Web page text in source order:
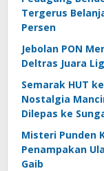
Tergerus
Persen
Jebolan PON
Deltras Juara
Semarak HUT
Nostalgia
Dilepas ke
Misteri Punden
Penampakan
Gaib